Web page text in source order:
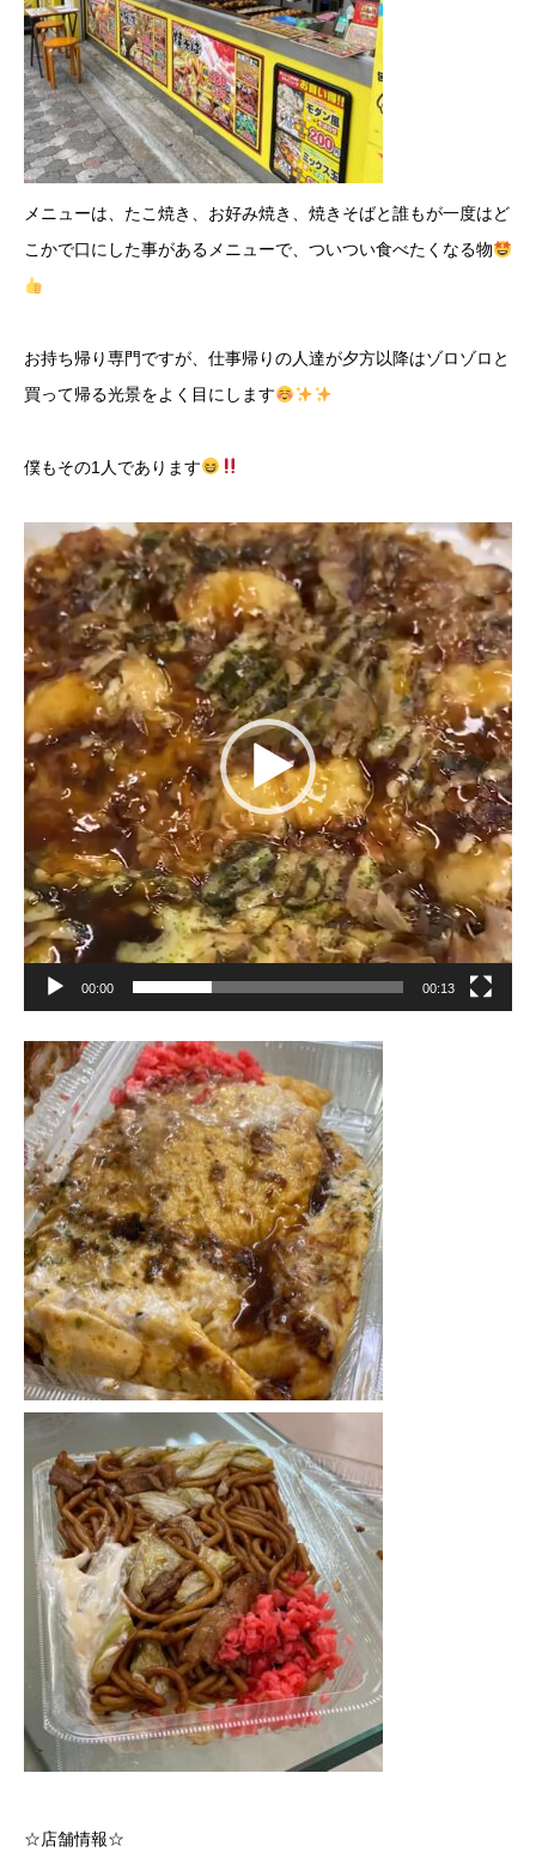
メニューは、たこ焼き、お好み焼き、焼きそばと誰もが一度はど
こかで口にした事があるメニューで、ついつい食べたくなる物
お持ち帰り専門ですが、仕事帰りの人達が夕方以降はゾロゾロと
買って帰る光景をよく目にします
僕もその1人であります
動
画
プ
レ
ー
ヤ
ー
00:00 00:13
☆店舗情報☆